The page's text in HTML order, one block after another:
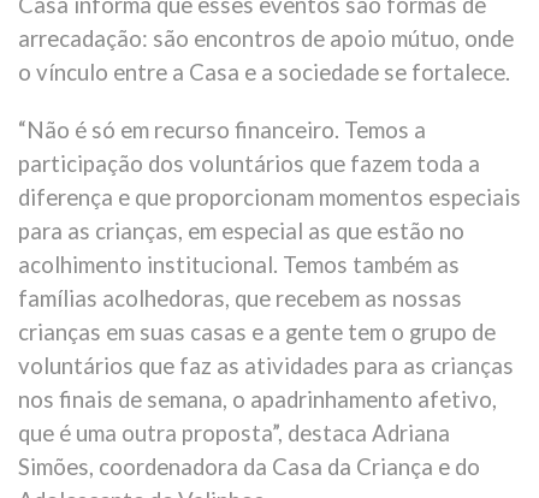
arrecadação: são encontros de apoio mútuo, onde
o vínculo entre a Casa e a sociedade se fortalece.
“Não é só em recurso financeiro. Temos a
participação dos voluntários que fazem toda a
diferença e que proporcionam momentos especiais
para as crianças, em especial as que estão no
acolhimento institucional. Temos também as
famílias acolhedoras, que recebem as nossas
crianças em suas casas e a gente tem o grupo de
voluntários que faz as atividades para as crianças
nos finais de semana, o apadrinhamento afetivo,
que é uma outra proposta”, destaca Adriana
Simões, coordenadora da Casa da Criança e do